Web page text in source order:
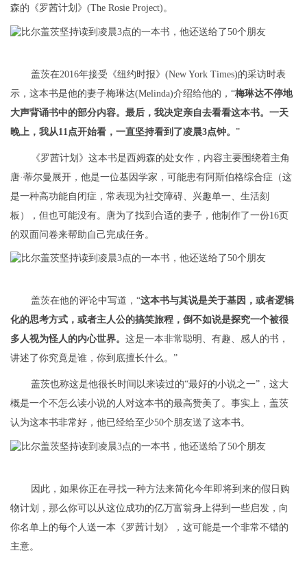
森的《罗茜计划》(The Rosie Project)。
盖茨在2016年接受《纽约时报》(New York Times)的采访时表
示，这本书是他的妻子梅琳达(Melinda)介绍给他的，“梅琳达不停地
大声背诵书中的部分内容。最后，我决定亲自去看看这本书。一天
晚上，我从11点开始看，一直坚持看到了凌晨3点钟。 ”
《罗茜计划》这本书是西姆森的处女作，内容主要围绕着主角
唐·蒂尔曼展开，他是一位基因学家，可能患有阿斯伯格综合症（这
是一种高功能自闭症，常表现为社交障碍、兴趣单一、生活刻
板），但也可能没有。唐为了找到合适的妻子，他制作了一份16页
的双面问卷来帮助自己完成任务。
盖茨在他的评论中写道，“这本书与其说是关于基因，或者逻辑
化的思考方式，或者主人公的搞笑旅程，倒不如说是探究一个被很
多人视为怪人的内心世界。 这是一本非常聪明、有趣、感人的书，
讲述了你究竟是谁，你到底擅长什么。”
盖茨也称这是他很长时间以来读过的“最好的小说之一”，这大
概是一个不怎么读小说的人对这本书的最高赞美了。事实上，盖茨
认为这本书非常好，他已经给至少50个朋友送了这本书。
因此，如果你正在寻找一种方法来简化今年即将到来的假日购
物计划，那么你可以从这位成功的亿万富翁身上得到一些启发，向
你名单上的每个人送一本《罗茜计划》，这可能是一个非常不错的
主意。